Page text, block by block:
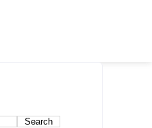
Search